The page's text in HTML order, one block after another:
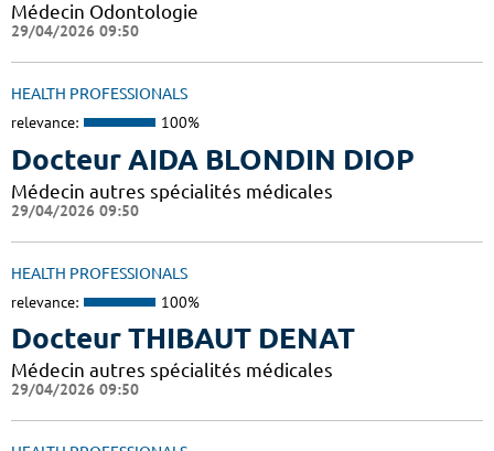
Médecin Odontologie
29/04/2026 09:50
HEALTH PROFESSIONALS
relevance: 100%
Docteur AIDA BLONDIN DIOP
Médecin autres spécialités médicales
29/04/2026 09:50
HEALTH PROFESSIONALS
relevance: 100%
Docteur THIBAUT DENAT
Médecin autres spécialités médicales
29/04/2026 09:50